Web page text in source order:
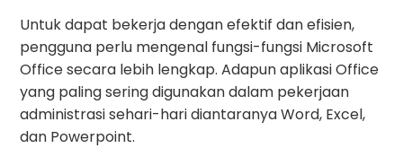
Untuk dapat bekerja dengan efektif dan efisien,
pengguna perlu mengenal fungsi-fungsi Microsoft
Office secara lebih lengkap. Adapun aplikasi Office
yang paling sering digunakan dalam pekerjaan
administrasi sehari-hari diantaranya Word, Excel,
dan Powerpoint.